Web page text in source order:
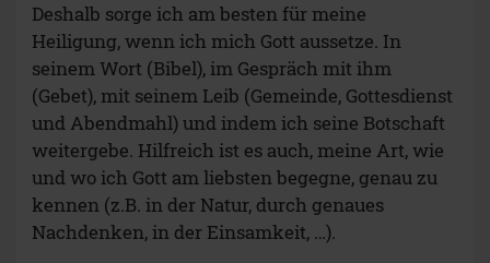
Deshalb sorge ich am besten für meine
Heiligung, wenn ich mich Gott aussetze. In
seinem Wort (Bibel), im Gespräch mit ihm
(Gebet), mit seinem Leib (Gemeinde, Gottesdienst
und Abendmahl) und indem ich seine Botschaft
weitergebe. Hilfreich ist es auch, meine Art, wie
und wo ich Gott am liebsten begegne, genau zu
kennen (z.B. in der Natur, durch genaues
Nachdenken, in der Einsamkeit, …).